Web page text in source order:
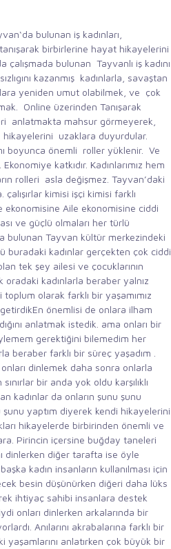
bulunan iş kadınları,
birbirlerine hayat hikayelerini
bulunan Tayvanlı iş kadını
kazanmış kadınlarla, savaştan
yeniden umut olabilmek, ve çok
Online üzerinden Tanışarak
anlatmakta mahsur görmeyerek,
uzaklara duyurdular.
boyunca önemli roller yüklenir. Ve
katkıdır. Kadınlarımız hem
rolleri asla değişmez. Tayvan’daki
kimisi işçi kimisi farklı
Aile ekonomisine ciddi
ve güçlü olmaları her türlü
bulunan Tayvan kültür merkezindeki
buradaki kadınlar gerçekten çok ciddi
tek şey ailesi ve çocuklarının
kadınlarla beraber yalnız
olarak farklı bir yaşamımız
önemlisi de onlara ilham
anlatmak istedik. ama onları bir
gerektiğini bilemedim her
beraber farklı bir süreç yaşadım .
dinlemek daha sonra onlarla
bir anda yok oldu karşılıklı
kadınlar da onların şunu şunu
yaptım diyerek kendi hikayelerini
hikayelerde birbirinden önemli ve
Pirincin içersine buğday taneleri
dinlerken diğer tarafta ise öyle
kadın insanların kullanılması için
besin düşünürken diğeri daha lüks
ihtiyaç sahibi insanlara destek
onları dinlerken arkalarında bir
Anılarını akrabalarına farklı bir
yaşamlarını anlatırken çok büyük bir